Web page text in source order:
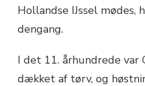
Hollandse IJssel mødes,
dengang.
I det 11. århundrede
dækket af tørv, og